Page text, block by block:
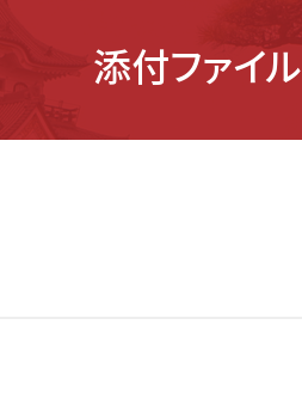
添付ファイル